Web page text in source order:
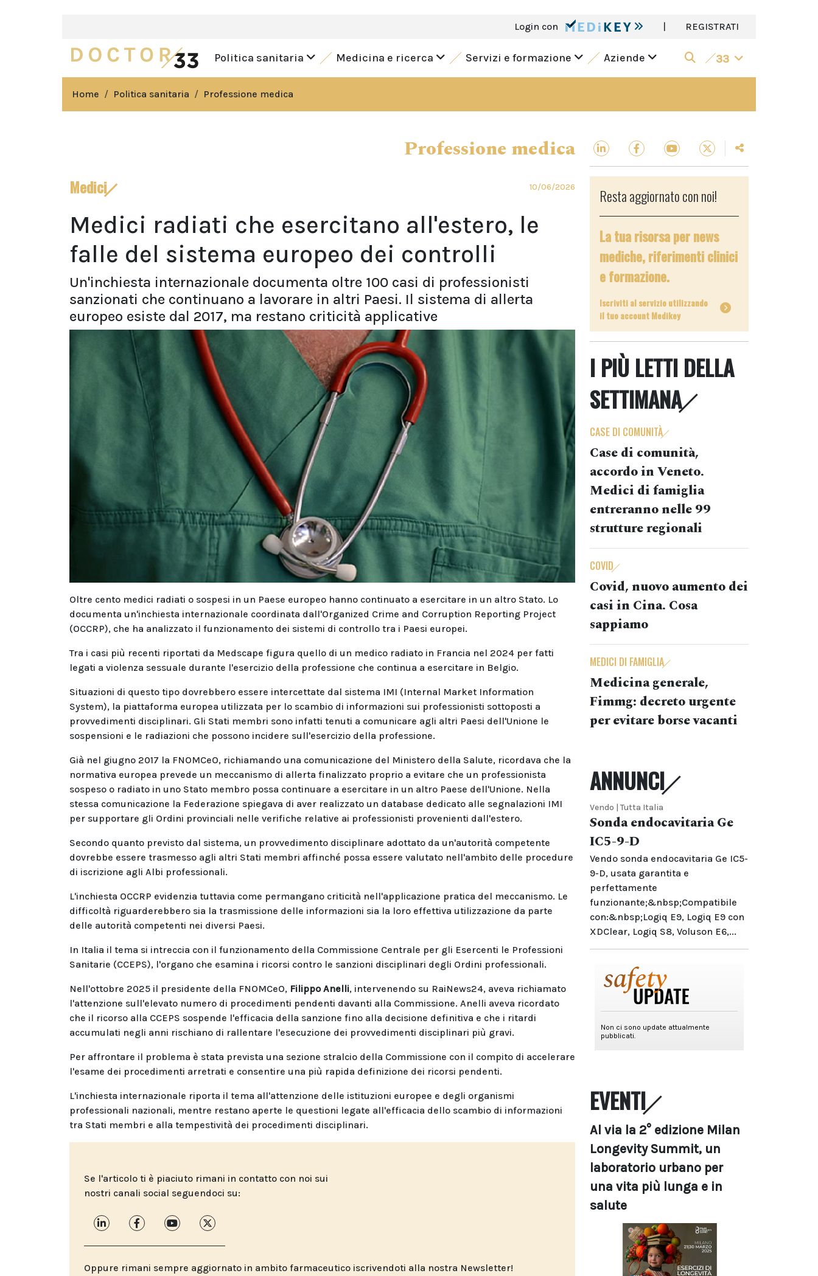
Login con | REGISTRATI
Politica sanitaria Medicina e ricerca Servizi e formazione Aziende 33
Home Politica sanitaria Professione medica
Professione medica
Medici 10/06/2026
Medici radiati che esercitano all'estero, le
falle del sistema europeo dei controlli
Un'inchiesta internazionale documenta oltre 100 casi di professionisti
sanzionati che continuano a lavorare in altri Paesi. Il sistema di allerta
europeo esiste dal 2017, ma restano criticità applicative
Oltre cento medici radiati o sospesi in un Paese europeo hanno continuato a esercitare in un altro Stato. Lo
documenta un'inchiesta internazionale coordinata dall'Organized Crime and Corruption Reporting Project
(OCCRP), che ha analizzato il funzionamento dei sistemi di controllo tra i Paesi europei.
Tra i casi più recenti riportati da Medscape figura quello di un medico radiato in Francia nel 2024 per fatti
legati a violenza sessuale durante l'esercizio della professione che continua a esercitare in Belgio.
Situazioni di questo tipo dovrebbero essere intercettate dal sistema IMI (Internal Market Information
System), la piattaforma europea utilizzata per lo scambio di informazioni sui professionisti sottoposti a
provvedimenti disciplinari. Gli Stati membri sono infatti tenuti a comunicare agli altri Paesi dell'Unione le
sospensioni e le radiazioni che possono incidere sull'esercizio della professione.
Già nel giugno 2017 la FNOMCeO, richiamando una comunicazione del Ministero della Salute, ricordava che la
normativa europea prevede un meccanismo di allerta finalizzato proprio a evitare che un professionista
sospeso o radiato in uno Stato membro possa continuare a esercitare in un altro Paese dell'Unione. Nella
stessa comunicazione la Federazione spiegava di aver realizzato un database dedicato alle segnalazioni IMI
per supportare gli Ordini provinciali nelle verifiche relative ai professionisti provenienti dall'estero.
Secondo quanto previsto dal sistema, un provvedimento disciplinare adottato da un'autorità competente
dovrebbe essere trasmesso agli altri Stati membri affinché possa essere valutato nell'ambito delle procedure
di iscrizione agli Albi professionali.
L'inchiesta OCCRP evidenzia tuttavia come permangano criticità nell'applicazione pratica del meccanismo. Le
difficoltà riguarderebbero sia la trasmissione delle informazioni sia la loro effettiva utilizzazione da parte
delle autorità competenti nei diversi Paesi.
In Italia il tema si intreccia con il funzionamento della Commissione Centrale per gli Esercenti le Professioni
Sanitarie (CCEPS), l'organo che esamina i ricorsi contro le sanzioni disciplinari degli Ordini professionali.
Nell'ottobre 2025 il presidente della FNOMCeO, Filippo Anelli, intervenendo su RaiNews24, aveva richiamato
l'attenzione sull'elevato numero di procedimenti pendenti davanti alla Commissione. Anelli aveva ricordato
che il ricorso alla CCEPS sospende l'efficacia della sanzione fino alla decisione definitiva e che i ritardi
accumulati negli anni rischiano di rallentare l'esecuzione dei provvedimenti disciplinari più gravi.
Per affrontare il problema è stata prevista una sezione stralcio della Commissione con il compito di accelerare
l'esame dei procedimenti arretrati e consentire una più rapida definizione dei ricorsi pendenti.
L'inchiesta internazionale riporta il tema all'attenzione delle istituzioni europee e degli organismi
professionali nazionali, mentre restano aperte le questioni legate all'efficacia dello scambio di informazioni
tra Stati membri e alla tempestività dei procedimenti disciplinari.
Se l'articolo ti è piaciuto rimani in contatto con noi sui
nostri canali social seguendoci su:
Oppure rimani sempre aggiornato in ambito farmaceutico iscrivendoti alla nostra Newsletter!
Resta aggiornato con noi!
La tua risorsa per news
mediche, riferimenti clinici
e formazione.
Iscriviti al servizio utilizzando
il tuo account Medikey
I PIÙ LETTI DELLA
SETTIMANA
CASE DI COMUNITÀ
Case di comunità,
accordo in Veneto.
Medici di famiglia
entreranno nelle 99
strutture regionali
COVID
Covid, nuovo aumento dei
casi in Cina. Cosa
sappiamo
MEDICI DI FAMIGLIA
Medicina generale,
Fimmg: decreto urgente
per evitare borse vacanti
ANNUNCI
Vendo | Tutta Italia
Sonda endocavitaria Ge
IC5-9-D
Vendo sonda endocavitaria Ge IC5-
9-D, usata garantita e
perfettamente
funzionante;&nbsp;Compatibile
con:&nbsp;Logiq E9, Logiq E9 con
XDClear, Logiq S8, Voluson E6,...
EVENTI
Al via la 2° edizione Milan
Longevity Summit, un
laboratorio urbano per
una vita più lunga e in
salute